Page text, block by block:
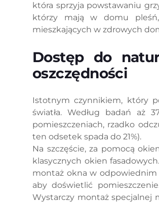
która sprzyja powstawaniu
którzy mają w domu
mieszkających w zdrowych
Dostęp do
oszczędności
Istotnym czynnikiem, który
światła. Według badań aż
pomieszczeniach, rzadko
ten odsetek spada do 21%).
Na szczęście, za pomocą
klasycznych okien
montaż okna w odpowiednim
aby doświetlić
Wystarczy montaż specjalnej